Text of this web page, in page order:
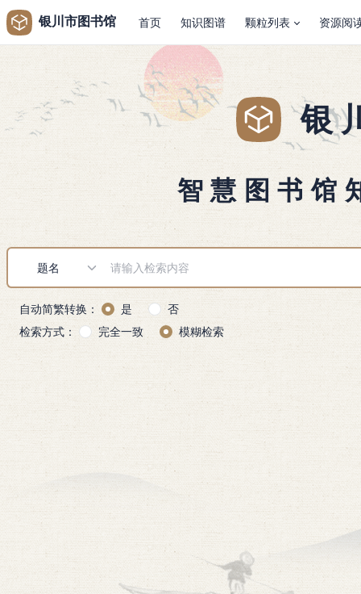
银川市图书馆 首页 知识图谱 颗粒列表 资源阅
银
智慧图书馆
自动简繁转换： 是
否
检索方式：
完全一致 模糊检索